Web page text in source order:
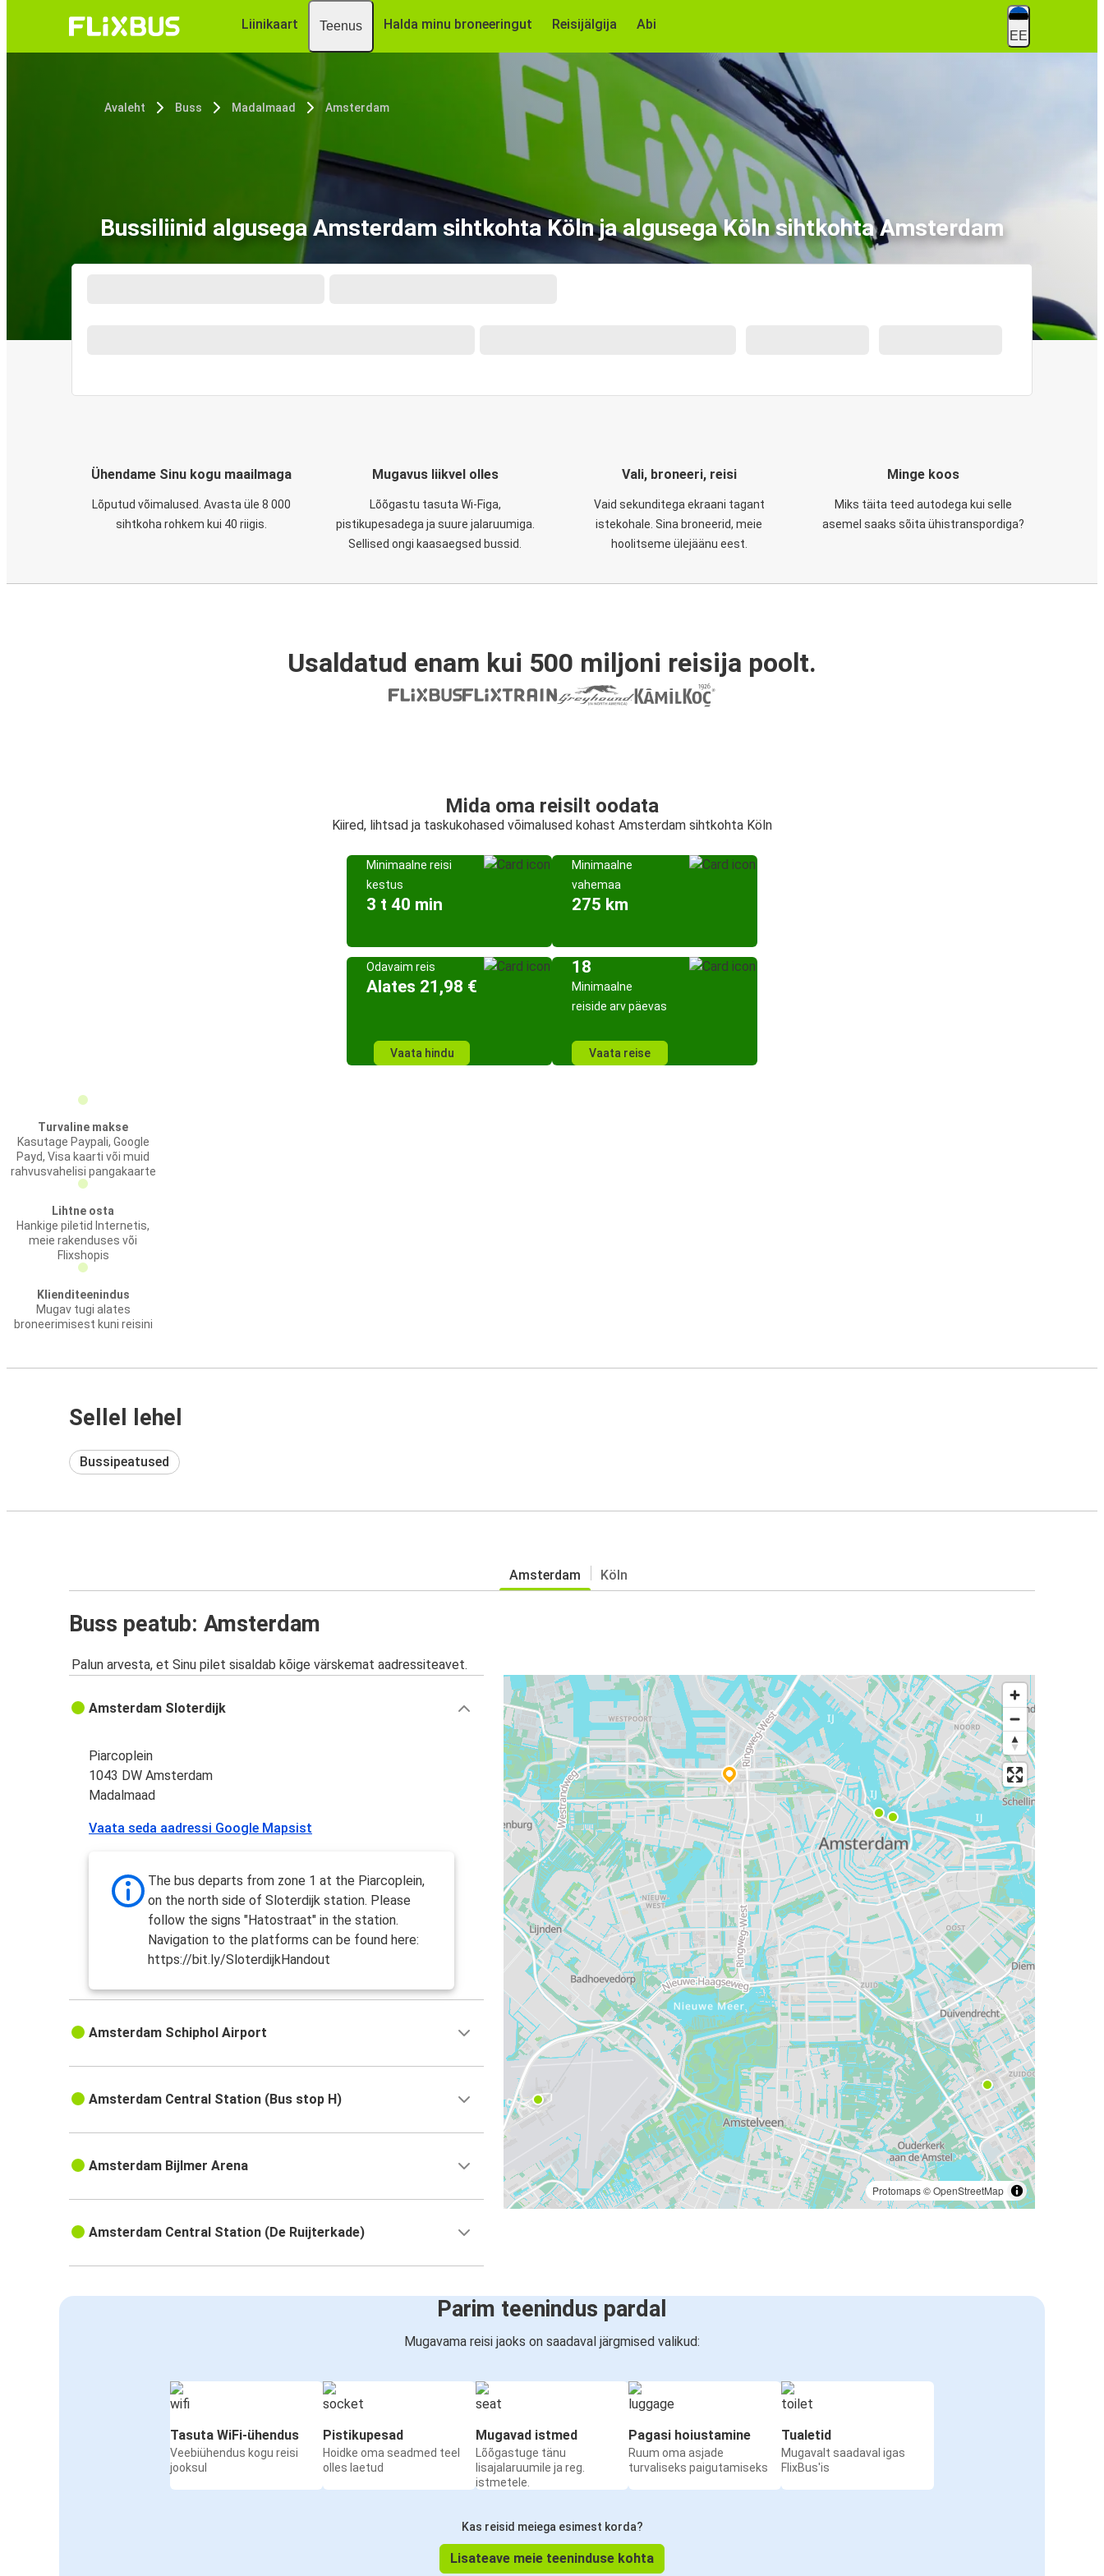
Liinikaart Teenus Halda minu broneeringut Reisijälgija Abi
EE
Avaleht Buss Madalmaad Amsterdam
Bussiliinid algusega Amsterdam sihtkohta Köln ja algusega Köln sihtkohta Amsterdam
Ühendame Sinu kogu maailmaga
Lõputud võimalused. Avasta üle 8 000
sihtkoha rohkem kui 40 riigis.
Mugavus liikvel olles
Lõõgastu tasuta Wi-Figa,
pistikupesadega ja suure jalaruumiga.
Sellised ongi kaasaegsed bussid.
Vali, broneeri, reisi
Vaid sekunditega ekraani tagant
istekohale. Sina broneerid, meie
hoolitseme ülejäänu eest.
Minge koos
Miks täita teed autodega kui selle
asemel saaks sõita ühistranspordiga?
Usaldatud enam kui 500 miljoni reisija poolt.
Mida oma reisilt oodata
Kiired, lihtsad ja taskukohased võimalused kohast Amsterdam sihtkohta Köln
Minimaalne reisi
kestus
3 t 40 min
Minimaalne
vahemaa
275 km
Odavaim reis
Alates 21,98 €
Vaata hindu
18
Minimaalne
reiside arv päevas
Vaata reise
Turvaline makse
Kasutage Paypali, Google
Payd, Visa kaarti või muid
rahvusvahelisi pangakaarte
Lihtne osta
Hankige piletid Internetis,
meie rakenduses või
Flixshopis
Klienditeenindus
Mugav tugi alates
broneerimisest kuni reisini
Sellel lehel
Bussipeatused
Amsterdam Köln
Buss peatub: Amsterdam
Palun arvesta, et Sinu pilet sisaldab kõige värskemat aadressiteavet.
Protomaps©OpenStreetMap
Amsterdam Sloterdijk
Piarcoplein
1043 DW Amsterdam
Madalmaad
Vaata seda aadressi Google Mapsist
The bus departs from zone 1 at the Piarcoplein,
on the north side of Sloterdijk station. Please
follow the signs "Hatostraat" in the station.
Navigation to the platforms can be found here:
https://bit.ly/SloterdijkHandout
Amsterdam Schiphol Airport
Amsterdam Central Station (Bus stop H)
Amsterdam Bijlmer Arena
Amsterdam Central Station (De Ruijterkade)
Parim teenindus pardal
Mugavama reisi jaoks on saadaval järgmised valikud:
Tasuta WiFi-ühendus
Veebiühendus kogu reisi
jooksul
Pistikupesad
Hoidke oma seadmed teel
olles laetud
Mugavad istmed
Lõõgastuge tänu
lisajalaruumile ja reg.
istmetele.
Pagasi hoiustamine
Ruum oma asjade
turvaliseks paigutamiseks
Tualetid
Mugavalt saadaval igas
FlixBus'is
Kas reisid meiega esimest korda?
Lisateave meie teeninduse kohta